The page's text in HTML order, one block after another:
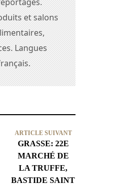
et salons
Langues
ARTICLE SUIVANT
GRASSE: 22E
MARCHÉ DE
LA TRUFFE,
BASTIDE SAINT